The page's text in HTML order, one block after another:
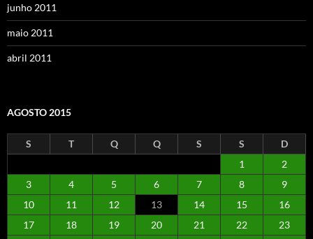
junho 2011
maio 2011
abril 2011
AGOSTO 2015
S T Q Q S S
D
1
2
3
4 5 6 7 8
9
10
11 12 13 14 15
16
17
18 19 20 21 22 23